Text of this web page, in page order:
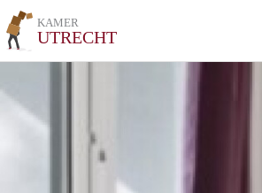
KAMER
UTRECHT